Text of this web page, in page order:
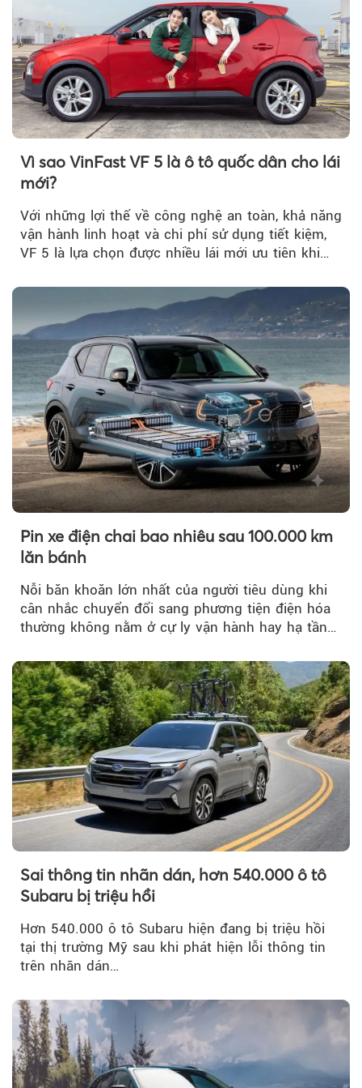
Theo Sở hữu trí
Vì sao VinFast VF 5 là ô tô quốc dân cho lái
mới?
Với những lợi thế về công nghệ an toàn, khả năng
vận hành linh hoạt và chi phí sử dụng tiết kiệm,
VF 5 là lựa chọn được nhiều lái mới ưu tiên khi
Pin xe điện chai bao nhiêu sau 100.000 km
lăn bánh
Nỗi băn khoăn lớn nhất của người tiêu dùng khi
cân nhắc chuyển đổi sang phương tiện điện hóa
thường không nằm ở cự ly vận hành hay hạ tầng
Sai thông tin nhãn dán, hơn 540.000 ô tô
Subaru bị triệu hồi
Hơn 540.000 ô tô Subaru hiện đang bị triệu hồi
tại thị trường Mỹ sau khi phát hiện lỗi thông tin
trên nhãn dán…